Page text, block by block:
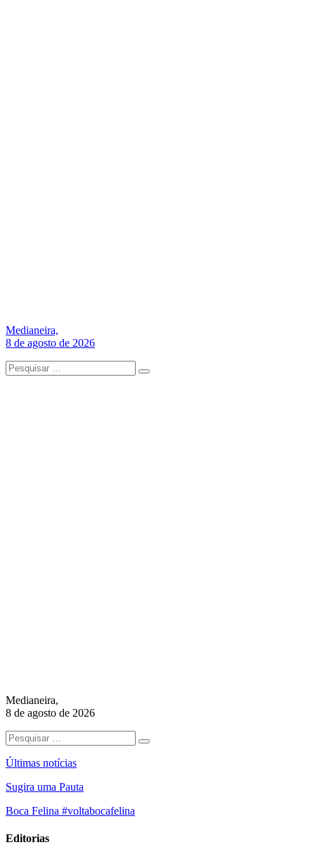
Medianeira,
8 de agosto de 2026
Medianeira,
8 de agosto de 2026
Últimas notícias
Sugira uma Pauta
Boca Felina #voltabocafelina
Editorias